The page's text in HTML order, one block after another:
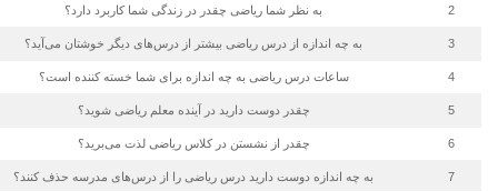
2 به نظر شما ریاضی چقدر در زندگی شما کاربرد دارد؟
3 به چه اندازه از درس ریاضی بیشتر از درس‌های دیگر خوشتان می‌آید؟
4 ساعات درس ریاضی به چه اندازه برای شما خسته کننده است؟
5 چقدر دوست دارید در آینده معلم ریاضی شوید؟
6 چقدر از نشستن در کلاس ریاضی لذت می‌برید؟
7 به چه اندازه دوست دارید درس ریاضی را از درس‌های مدرسه حذف کنند؟